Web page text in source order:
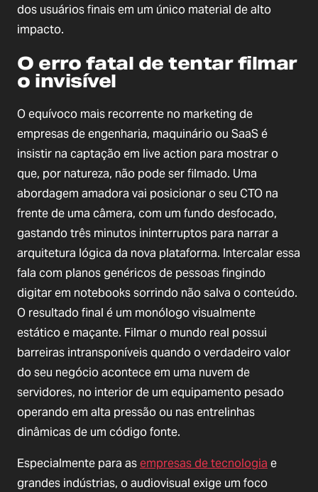
dos usuários finais em um único material de alto
impacto.
O erro fatal de tentar filmar
o invisível
O equívoco mais recorrente no marketing de
empresas de engenharia, maquinário ou SaaS é
insistir na captação em live action para mostrar o
que, por natureza, não pode ser filmado. Uma
abordagem amadora vai posicionar o seu CTO na
frente de uma câmera, com um fundo desfocado,
gastando três minutos ininterruptos para narrar a
arquitetura lógica da nova plataforma. Intercalar essa
fala com planos genéricos de pessoas fingindo
digitar em notebooks sorrindo não salva o conteúdo.
O resultado final é um monólogo visualmente
estático e maçante. Filmar o mundo real possui
barreiras intransponíveis quando o verdadeiro valor
do seu negócio acontece em uma nuvem de
servidores, no interior de um equipamento pesado
operando em alta pressão ou nas entrelinhas
dinâmicas de um código fonte.
Especialmente para asempresas de tecnologia e
grandes indústrias, o audiovisual exige um foco